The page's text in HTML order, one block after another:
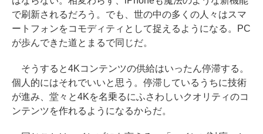
で刷新されるだろう。でも、世の中の多くの人々はスマ
ートフォンをコモディティとして捉えるようになる。PC
が歩んできた道とまるで同じだ。
そうすると4Kコンテンツの供給はいったん停滞する。
個人的にはそれでいいと思う。停滞しているうちに技術
が進み、堂々と4Kを名乗るにふさわしいクオリティのコ
ンテンツを作れるようになるからだ。